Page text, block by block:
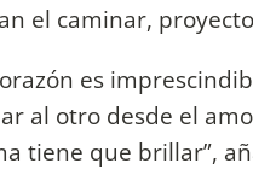
el caminar,
es
al otro desde el
tiene que brillar”,